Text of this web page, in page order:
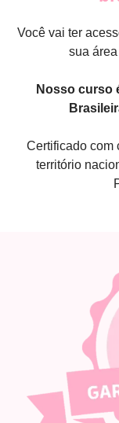
Você vai ter
sua
Nosso curso
Certificado com
território